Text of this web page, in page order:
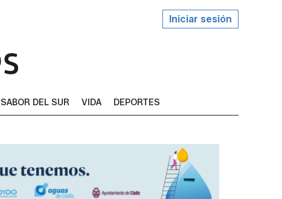
Iniciar sesión
SABOR DEL SUR VIDA DEPORTES